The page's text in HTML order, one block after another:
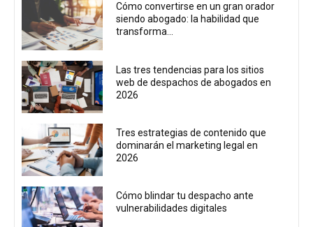
Cómo convertirse en un gran orador
siendo abogado: la habilidad que
transforma...
Las tres tendencias para los sitios
web de despachos de abogados en
2026
Tres estrategias de contenido que
dominarán el marketing legal en
2026
Cómo blindar tu despacho ante
vulnerabilidades digitales